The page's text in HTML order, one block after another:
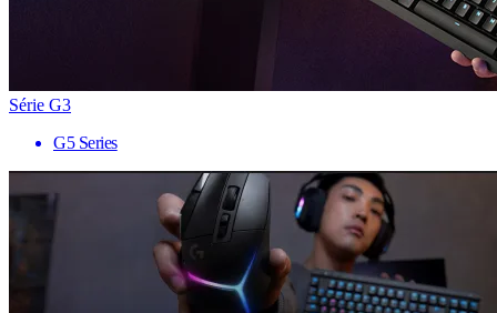
Série G3
G5 Series